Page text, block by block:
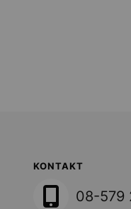
KONTAKT
08-579